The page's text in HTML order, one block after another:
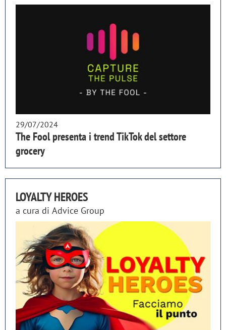
29/07/2024
The Fool presenta i trend TikTok del settore
grocery
LOYALTY HEROES
a cura di Advice Group